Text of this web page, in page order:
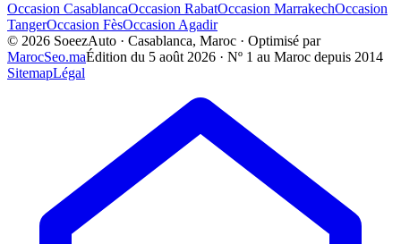
Occasion CasablancaOccasion RabatOccasion MarrakechOccasion
TangerOccasion FèsOccasion Agadir
© 2026 SoeezAuto · Casablanca, Maroc · Optimisé par
MarocSeo.maÉdition du 5 août 2026 · Nº 1 au Maroc depuis 2014
SitemapLégal